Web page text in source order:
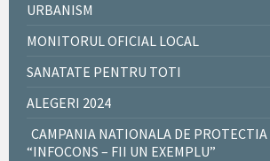
URBANISM
MONITORUL OFICIAL LOCAL
SANATATE PENTRU TOTI
ALEGERI 2024
CAMPANIA NATIONALA DE
“INFOCONS – FII UN EXEMPLU”